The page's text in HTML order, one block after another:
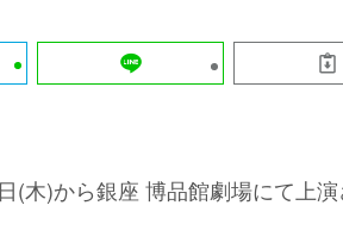
(木)から銀座 博品館劇場にて上